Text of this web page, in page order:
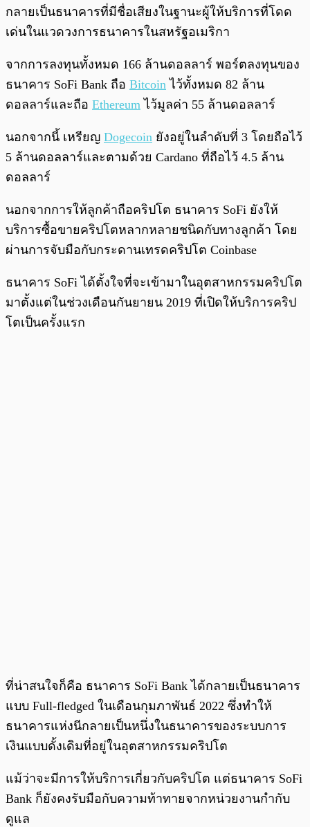
กลายเป็นธนาคารที่มีชื่อเสียงในฐานะผู้ให้บริการที่โดด
เด่นในแวดวงการธนาคารในสหรัฐอเมริกา
จากการลงทุนทั้งหมด 166 ล้านดอลลาร์ พอร์ตลงทุนของ
ธนาคาร SoFi Bank ถือ Bitcoin ไว้ทั้งหมด 82 ล้าน
ดอลลาร์และถือ Ethereum ไว้มูลค่า 55 ล้านดอลลาร์
นอกจากนี้ เหรียญ Dogecoin ยังอยู่ในลำดับที่ 3 โดยถือไว้
5 ล้านดอลลาร์และตามด้วย Cardano ที่ถือไว้ 4.5 ล้าน
ดอลลาร์
นอกจากการให้ลูกค้าถือคริปโต ธนาคาร SoFi ยังให้
บริการซื้อขายคริปโตหลากหลายชนิดกับทางลูกค้า โดย
ผ่านการจับมือกับกระดานเทรดคริปโต Coinbase
ธนาคาร SoFi ได้ตั้งใจที่จะเข้ามาในอุตสาหกรรมคริปโต
มาตั้งแต่ในช่วงเดือนกันยายน 2019 ที่เปิดให้บริการคริป
โตเป็นครั้งแรก
ที่น่าสนใจก็คือ ธนาคาร SoFi Bank ได้กลายเป็นธนาคาร
แบบ Full-fledged ในเดือนกุมภาพันธ์ 2022 ซึ่งทำให้
ธนาคารแห่งนีกลายเป็นหนึ่งในธนาคารของระบบการ
เงินแบบดั้งเดิมที่อยู่ในอุตสาหกรรมคริปโต
แม้ว่าจะมีการให้บริการเกี่ยวกับคริปโต แต่ธนาคาร SoFi
Bank ก็ยังคงรับมือกับความท้าทายจากหน่วยงานกำกับ
ดูแล